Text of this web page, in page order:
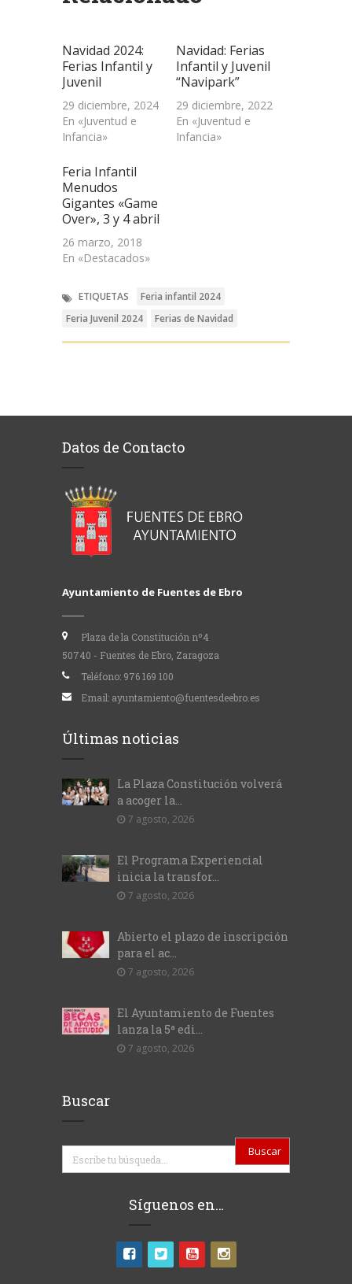
en
una
ventana
nueva)
Navidad 2024:
Ferias Infantil y
Juvenil
29 diciembre, 2024
En «Juventud e
Infancia»
Navidad: Ferias
Infantil y Juvenil
“Navipark”
29 diciembre, 2022
En «Juventud e
Infancia»
Feria Infantil
Menudos
Gigantes «Game
Over», 3 y 4 abril
26 marzo, 2018
En «Destacados»
ETIQUETAS
Feria infantil 2024
Feria Juvenil 2024
Ferias de Navidad
Datos de Contacto
Ayuntamiento de Fuentes de Ebro
Plaza de la Constitución nº4
50740 - Fuentes de Ebro, Zaragoza
Teléfono: 976 169 100
Email: ayuntamiento@fuentesdeebro.es
Últimas noticias
La Plaza Constitución volverá
a acoger la...
7 agosto, 2026
El Programa Experiencial
inicia la transfor...
7 agosto, 2026
Abierto el plazo de inscripción
para el ac...
7 agosto, 2026
El Ayuntamiento de Fuentes
lanza la 5ª edi...
7 agosto, 2026
Buscar
Buscar
Síguenos en…